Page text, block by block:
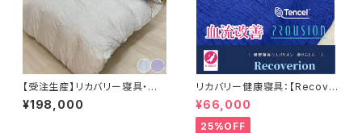
【受注生産】リカバリー寝具・百
歳 羽毛合掛け布団 S/SD/D プ
ラウシオン®加工
¥198,000
リカバリー健康寝具：【Recove
rion】リカバリオン掛け布団＜プ
ラウシオン加工＞150×210cm
¥66,000
25%OFF